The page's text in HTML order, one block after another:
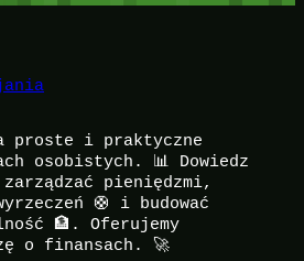
proste i praktyczne
osobistych. 📊 Dowiedz
pieniędzmi,
🛟 i budować
🏦. Oferujemy
o finansach. 🚀